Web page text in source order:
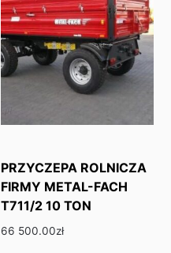
PRZYCZEPA ROLNICZA
FIRMY METAL-FACH
T711/2 10 TON
66 500.00zł